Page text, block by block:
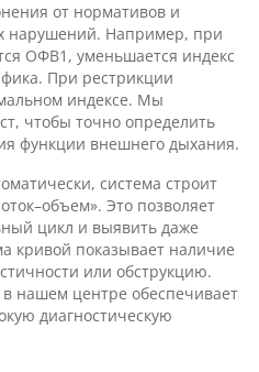
от нормативов и
нарушений. Например, при
ОФВ1, уменьшается индекс
При рестрикции
индексе. Мы
чтобы точно определить
функции внешнего дыхания.
система строит
Это позволяет
цикл и выявить даже
кривой показывает наличие
или обструкцию.
нашем центре обеспечивает
диагностическую